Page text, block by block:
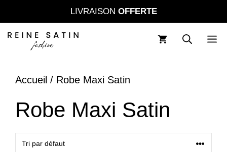
au
contenu
LIVRAISON OFFERTE
Accueil / Robe Maxi Satin
Robe Maxi Satin